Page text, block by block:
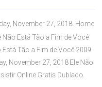
November 27, 2018. Home
Não Está Tão a Fim de Você
Tão a Fim de Você 2009
November 27, 2018 Ele Não
Online Gratis Dublado.